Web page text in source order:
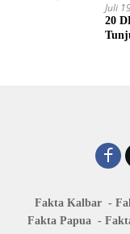
Juli
20
Fakta Kalbar
Fakta Papua